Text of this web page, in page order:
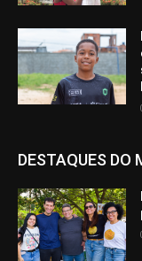
DESTAQUES DO